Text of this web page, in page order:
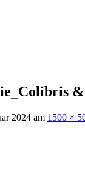
&
2024 am 1500 ×